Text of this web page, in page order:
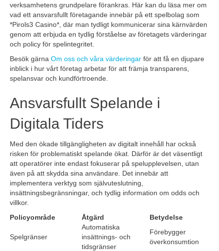
verksamhetens grundpelare förankras. Här kan du läsa mer om
vad ett ansvarsfullt företagande innebär på ett spelbolag som
*Pirols3 Casino*, där man tydligt kommunicerar sina kärnvärden
genom att erbjuda en tydlig förståelse av företagets värderingar
och policy för spelintegritet.
Besök gärna Om oss och våra värderingar för att få en djupare
inblick i hur vårt företag arbetar för att främja transparens,
spelansvar och kundförtroende.
Ansvarsfullt Spelande i
Digitala Tiders
Med den ökade tillgängligheten av digitalt innehåll har också
risken för problematiskt spelande ökat. Därför är det väsentligt
att operatörer inte endast fokuserar på spelupplevelsen, utan
även på att skydda sina användare. Det innebär att
implementera verktyg som självuteslutning,
insättningsbegränsningar, och tydlig information om odds och
villkor.
Policyområde
Åtgärd Betydelse
Spelgränser
Automatiska
insättnings- och
tidsgränser
Förebygger
överkonsumtion